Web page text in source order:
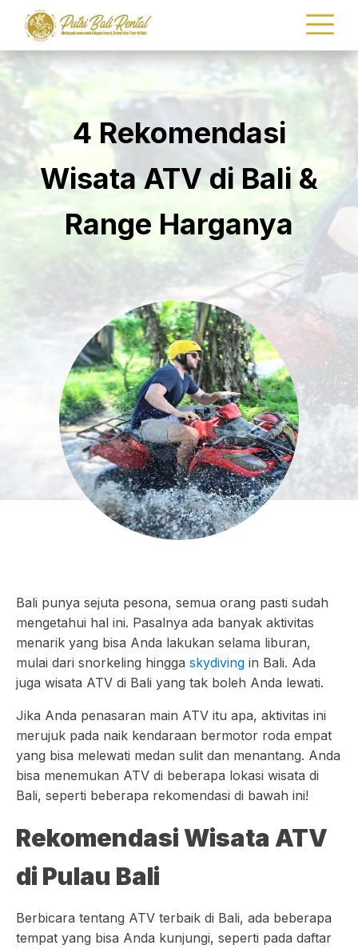
4 Rekomendasi
Wisata ATV di Bali &
Range Harganya
Bali punya sejuta pesona, semua orang pasti sudah
mengetahui hal ini. Pasalnya ada banyak aktivitas
menarik yang bisa Anda lakukan selama liburan,
mulai dari snorkeling hingga skydiving in Bali. Ada
juga wisata ATV di Bali yang tak boleh Anda lewati.
Jika Anda penasaran main ATV itu apa, aktivitas ini
merujuk pada naik kendaraan bermotor roda empat
yang bisa melewati medan sulit dan menantang. Anda
bisa menemukan ATV di beberapa lokasi wisata di
Bali, seperti beberapa rekomendasi di bawah ini!
Rekomendasi Wisata ATV
di Pulau Bali
Berbicara tentang ATV terbaik di Bali, ada beberapa
tempat yang bisa Anda kunjungi, seperti pada daftar